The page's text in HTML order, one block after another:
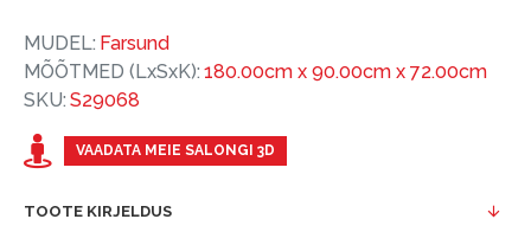
teil vajalikud tooted kohe osta, kuid nende eest
hiljem tasuda.
eeliseid ilma esimese sissemakseta ja järelmaksu
perioodiga kuni 12 kuud.
Näide: Toote hind 300 €, periood: 12 kuud,
VAADATA MEIE SALONGI 3D
TOOTE KIRJELDUS
MUDEL: Farsund
MÕÕTMED (LxSxK): 180.00cm x 90.00cm x 72.00cm
SKU: S29068